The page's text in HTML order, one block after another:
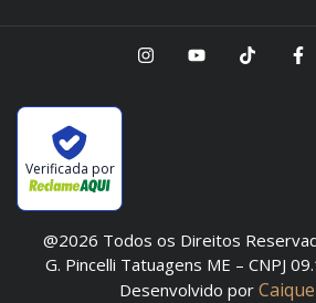
Verificada por
@2026 Todos os Direitos
G. Pincelli Tatuagens ME – CNPJ
Desenvolvido por